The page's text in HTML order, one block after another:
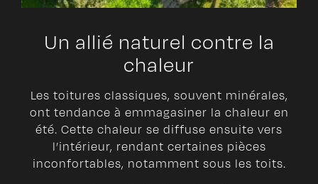
Un allié naturel contre la
chaleur
Les toitures classiques, souvent minérales,
ont tendance à emmagasiner la chaleur en
été. Cette chaleur se diffuse ensuite vers
l’intérieur, rendant certaines pièces
inconfortables, notamment sous les toits.